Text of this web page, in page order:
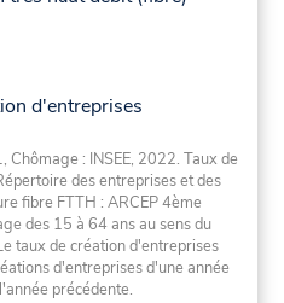
d'entreprises
Chômage : INSEE, 2022. Taux de
des entreprises et des
fibre FTTH : ARCEP 4ème
des 15 à 64 ans au sens du
taux de création d'entreprises
d'entreprises d'une année
précédente.